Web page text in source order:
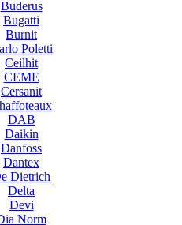
Buderus
Bugatti
Burnit
Poletti
Ceilhit
CEME
Cersanit
DAB
Daikin
Danfoss
Dantex
Dietrich
Delta
Devi
Norm